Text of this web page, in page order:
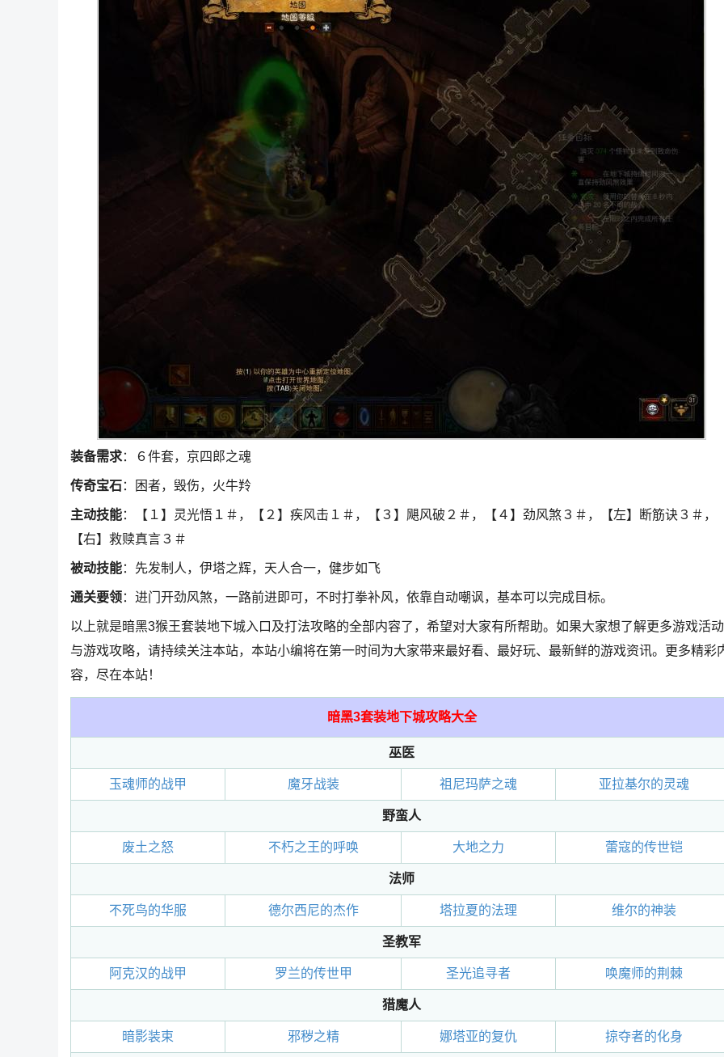
装备需求：６件套，京四郎之魂
传奇宝石：困者，毁伤，火牛羚
主动技能：【１】灵光悟１＃，【２】疾风击１＃，【３】飓风破２＃，【４】劲风煞３＃，【左】断筋诀３＃，
【右】救赎真言３＃
被动技能：先发制人，伊塔之辉，天人合一，健步如飞
通关要领：进门开劲风煞，一路前进即可，不时打拳补风，依靠自动嘲讽，基本可以完成目标。
以上就是暗黑3猴王套装地下城入口及打法攻略的全部内容了，希望对大家有所帮助。如果大家想了解更多游戏活动
与游戏攻略，请持续关注本站，本站小编将在第一时间为大家带来最好看、最好玩、最新鲜的游戏资讯。更多精彩
容，尽在本站！
暗黑3套装地下城攻略大全
巫医
玉魂师的战甲 魔牙战装 祖尼玛萨之魂 亚拉基尔的灵魂
野蛮人
废土之怒 不朽之王的呼唤 大地之力 蕾寇的传世铠
法师
不死鸟的华服 德尔西尼的杰作 塔拉夏的法理 维尔的神装
圣教军
阿克汉的战甲 罗兰的传世甲 圣光追寻者 唤魔师的荆棘
猎魔人
暗影装束 邪秽之精 娜塔亚的复仇 掠夺者的化身